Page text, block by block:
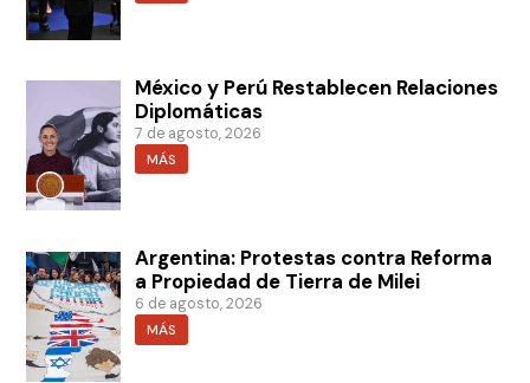
México y Perú Restablecen Relaciones
Diplomáticas
7 de agosto, 2026
MÁS
Argentina: Protestas contra Reforma
a Propiedad de Tierra de Milei
6 de agosto, 2026
MÁS